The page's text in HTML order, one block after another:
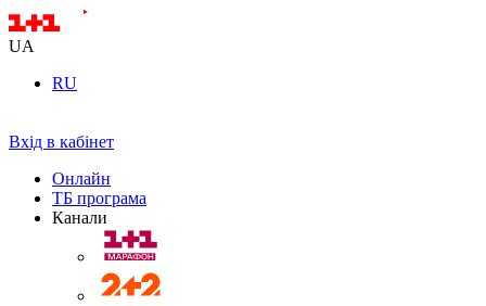
UA
RU
Вхід в кабінет
Онлайн
ТБ програма
Канали